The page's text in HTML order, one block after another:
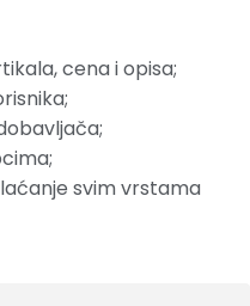
cena i opisa;
svim vrstama